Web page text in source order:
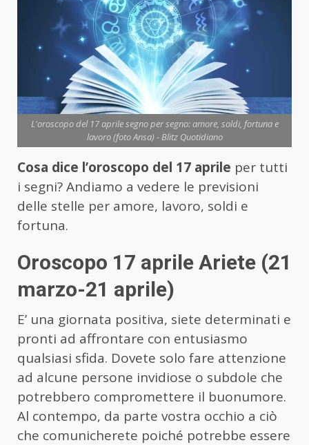
L'oroscopo del 17 aprile segno per segno: amore, soldi, fortuna e
lavoro (foto Ansa) - Blitz Quotidiano
Cosa dice l’oroscopo del 17 aprile per tutti
i segni? Andiamo a vedere le previsioni
delle stelle per amore, lavoro, soldi e
fortuna.
Oroscopo 17 aprile Ariete (21
marzo-21 aprile)
E’ una giornata positiva, siete determinati e
pronti ad affrontare con entusiasmo
qualsiasi sfida. Dovete solo fare attenzione
ad alcune persone invidiose o subdole che
potrebbero compromettere il buonumore.
Al contempo, da parte vostra occhio a ciò
che comunicherete poiché potrebbe essere